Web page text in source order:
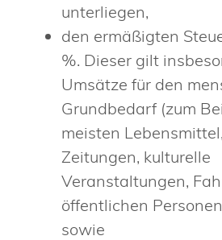
unterliegen,
den ermäßigten
%. Dieser gilt
Umsätze für den
Grundbedarf (zum
meisten
Zeitungen, kulturelle
Veranstaltungen,
öffentlichen
sowie